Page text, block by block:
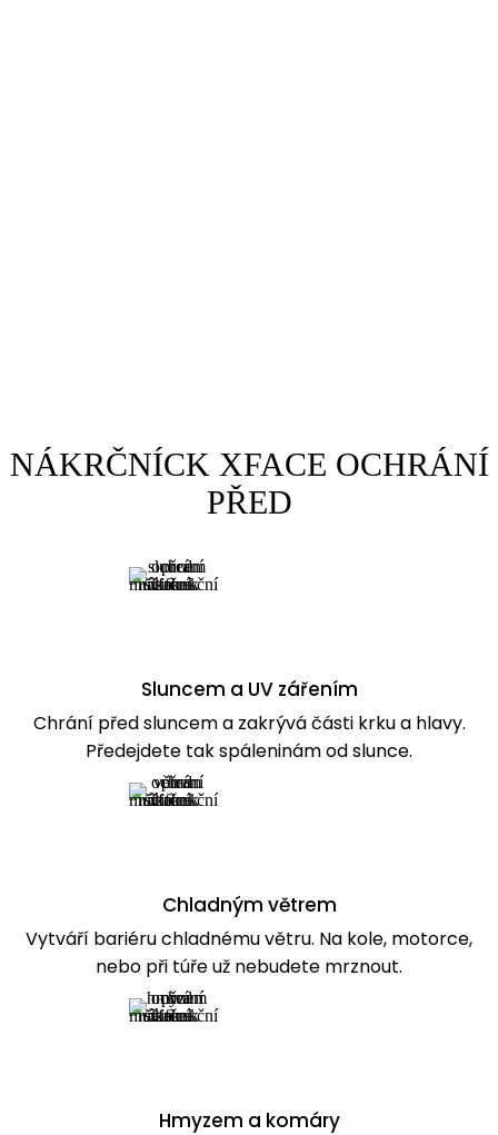
NÁKRČNÍCK XFACE OCHRÁNÍ
PŘED
Sluncem a UV zářením
Chrání před sluncem a zakrývá části krku a hlavy.
Předejdete tak spáleninám od slunce.
Chladným větrem
Vytváří bariéru chladnému větru. Na kole, motorce,
nebo při túře už nebudete mrznout.
Hmyzem a komáry